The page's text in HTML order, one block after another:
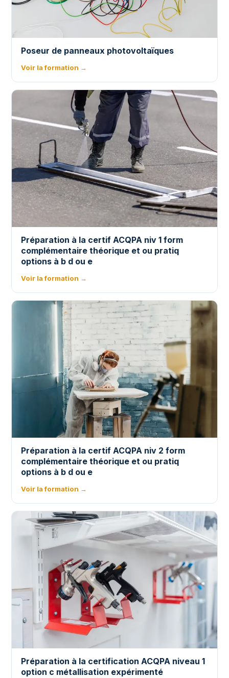
Poseur de panneaux photovoltaïques
Voir la formation →
Préparation à la certif ACQPA niv 1 form
complémentaire théorique et ou pratiq
options à b d ou e
Voir la formation →
Préparation à la certif ACQPA niv 2 form
complémentaire théorique et ou pratiq
options à b d ou e
Voir la formation →
Préparation à la certification ACQPA niveau 1
option c métallisation expérimenté